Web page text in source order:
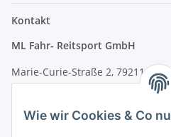
Wie wir Cookies & Co
Kontakt
ML Fahr- Reitsport GmbH
Marie-Curie-Straße 2, 79211
Tel.: 07666/9378060 (Mo-Fr 9-16
info@fahr-reitsport.de